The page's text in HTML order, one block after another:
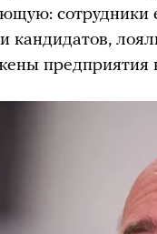
сотрудники
кандидатов,
предприятия